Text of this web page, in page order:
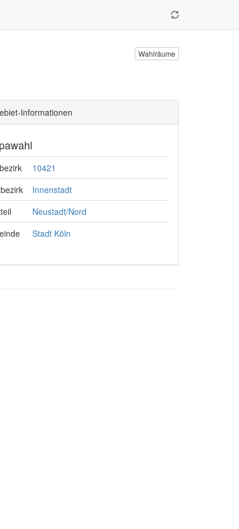
Wahlräume
Informationen
10421
Innenstadt
Neustadt/Nord
Stadt Köln